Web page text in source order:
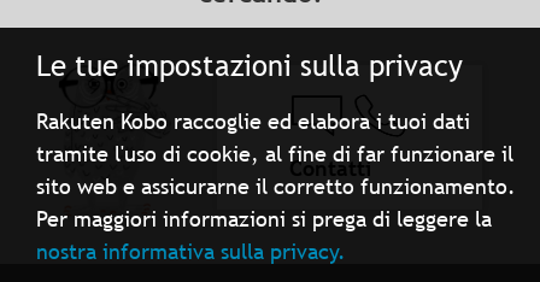
Le tue impostazioni sulla privacy
Rakuten Kobo raccoglie ed elabora i tuoi dati
tramite l'uso di cookie, al fine di far funzionare il
sito web e assicurarne il corretto funzionamento.
Per maggiori informazioni si prega di leggere la
nostra informativa sulla privacy.
Contatti